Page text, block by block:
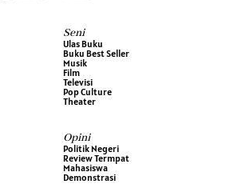
Seni
Ulas Buku
Buku Best Seller
Musik
Film
Televisi
Pop Culture
Theater
Opini
Politik Negeri
Review Termpat
Mahasiswa
Demonstrasi